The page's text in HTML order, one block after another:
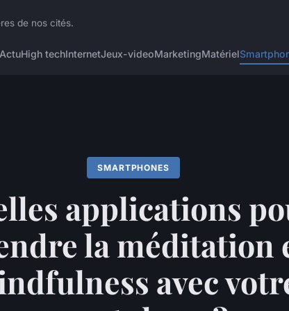
de nos cités.
ActuHigh techInternetJeux-videoMarketingMatériel
SMARTPHONES
applications
la méditation
avec